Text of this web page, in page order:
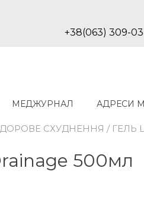
+38(063) 309-
МЕДЖУРНАЛ АДРЕСИ
СХУДНЕННЯ / ГЕЛЬ
500мл